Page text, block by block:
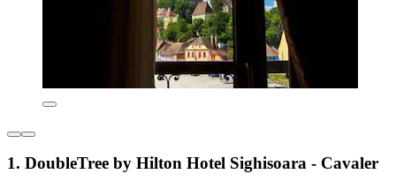
1. DoubleTree by Hilton Hotel Sighisoara - Cavaler